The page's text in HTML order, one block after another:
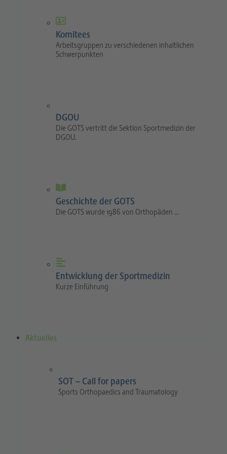
Komitees
Arbeitsgruppen zu verschiedenen inhaltlichen
Schwerpunkten
DGOU
Die GOTS vertritt die Sektion Sportmedizin der
DGOU.
Geschichte der GOTS
Die GOTS wurde 1986 von Orthopäden …
Entwicklung der Sportmedizin
Kurze Einführung
Aktuelles
SOT – Call for papers
Sports Orthopaedics and Traumatology